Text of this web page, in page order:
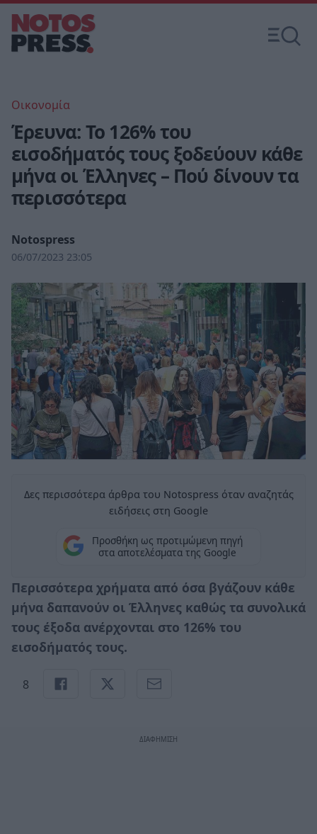
Οικονομία
Έρευνα: Το 126% του
εισοδήματός τους ξοδεύουν κάθε
μήνα οι Έλληνες – Πού δίνουν τα
περισσότερα
Notospress
06/07/2023 23:05
Δες περισσότερα άρθρα του Notospress όταν αναζητάς
ειδήσεις στη Google
Προσθήκη ως προτιμώμενη πηγή
στα αποτελέσματα της Google
Περισσότερα χρήματα από όσα βγάζουν κάθε
μήνα δαπανούν οι Έλληνες καθώς τα συνολικά
τους έξοδα ανέρχονται στο 126% του
εισοδήματός τους.
8